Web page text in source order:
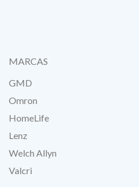
MARCAS
GMD
Omron
HomeLife
Lenz
Welch Allyn
Valcri